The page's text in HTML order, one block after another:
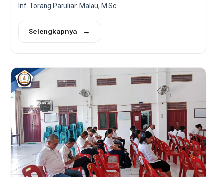
Inf. Torang Parulian Malau, M.Sc...
Selengkapnya →